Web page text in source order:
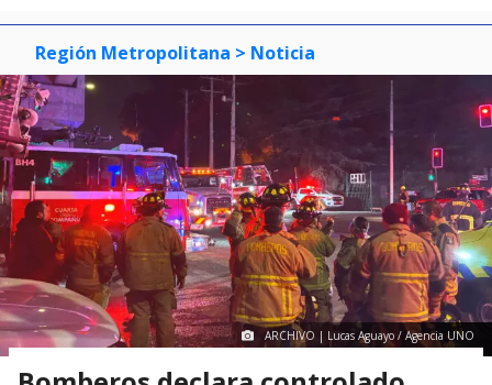
Región Metropolitana > Noticia
ARCHIVO | Lucas Aguayo / Agencia UNO